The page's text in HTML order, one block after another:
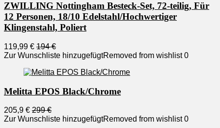
ZWILLING Nottingham Besteck-Set, 72-teilig, Für
12 Personen, 18/10 Edelstahl/Hochwertiger
Klingenstahl, Poliert
119,99 € 194 €
Zur Wunschliste hinzugefügtRemoved from wishlist 0
Melitta EPOS Black/Chrome
205,9 € 299 €
Zur Wunschliste hinzugefügtRemoved from wishlist 0